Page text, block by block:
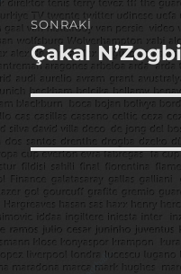
SONRAKI
Sonraki
yazı:
Çakal